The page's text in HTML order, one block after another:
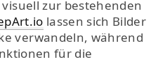
zur bestehenden
lassen sich Bilder
verwandeln, während
für die